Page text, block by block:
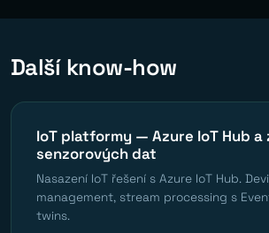
Další know-how
IoT platformy — Azure IoT Hub
senzorových dat
Nasazení IoT řešení s Azure IoT Hub.
management, stream processing s
twins.